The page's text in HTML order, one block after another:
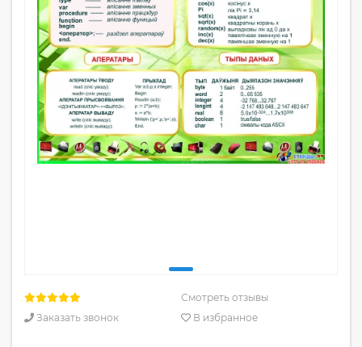
Смотреть отзывы
Заказать звонок
В избранное